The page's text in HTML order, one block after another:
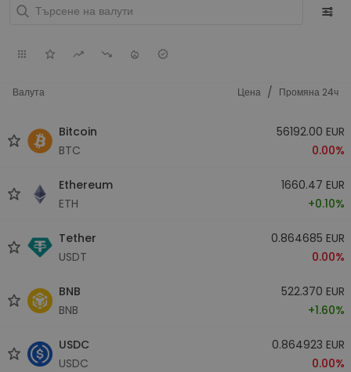
Валута Цена / Промяна 24ч
Bitcoin
BTC
56192.00 EUR
0.00%
Ethereum
ETH
1660.47 EUR
+0.10%
Tether
USDT
0.864685 EUR
0.00%
BNB
BNB
522.370 EUR
+1.60%
USDC
USDC
0.864923 EUR
0.00%